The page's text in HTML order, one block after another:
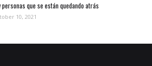
personas que se están quedando atrás
10, 2021